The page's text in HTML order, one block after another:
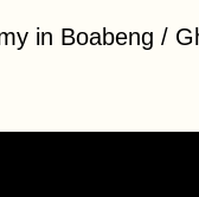
in Boabeng /